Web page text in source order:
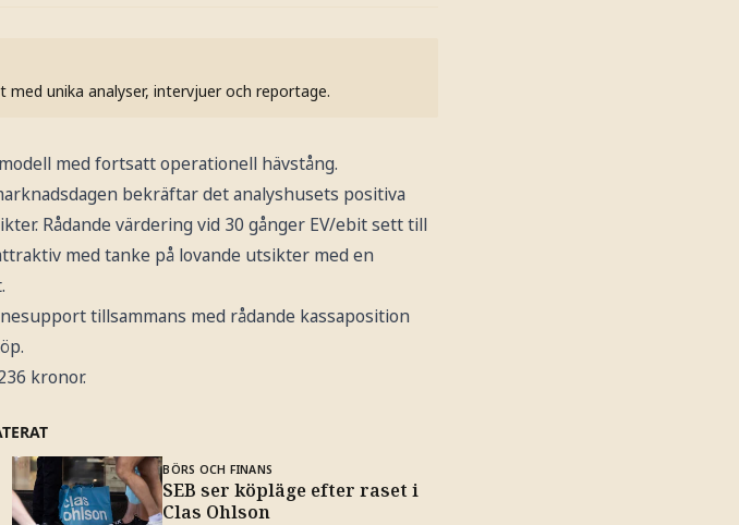
med unika analyser, intervjuer och reportage.
med fortsatt operationell hävstång.
bekräftar det analyshusets positiva
Rådande värdering vid 30 gånger EV/ebit sett till
med tanke på lovande utsikter med en
tillsammans med rådande kassaposition
kronor.
BÖRS OCH FINANS
SEB ser köpläge efter raset i
Clas Ohlson